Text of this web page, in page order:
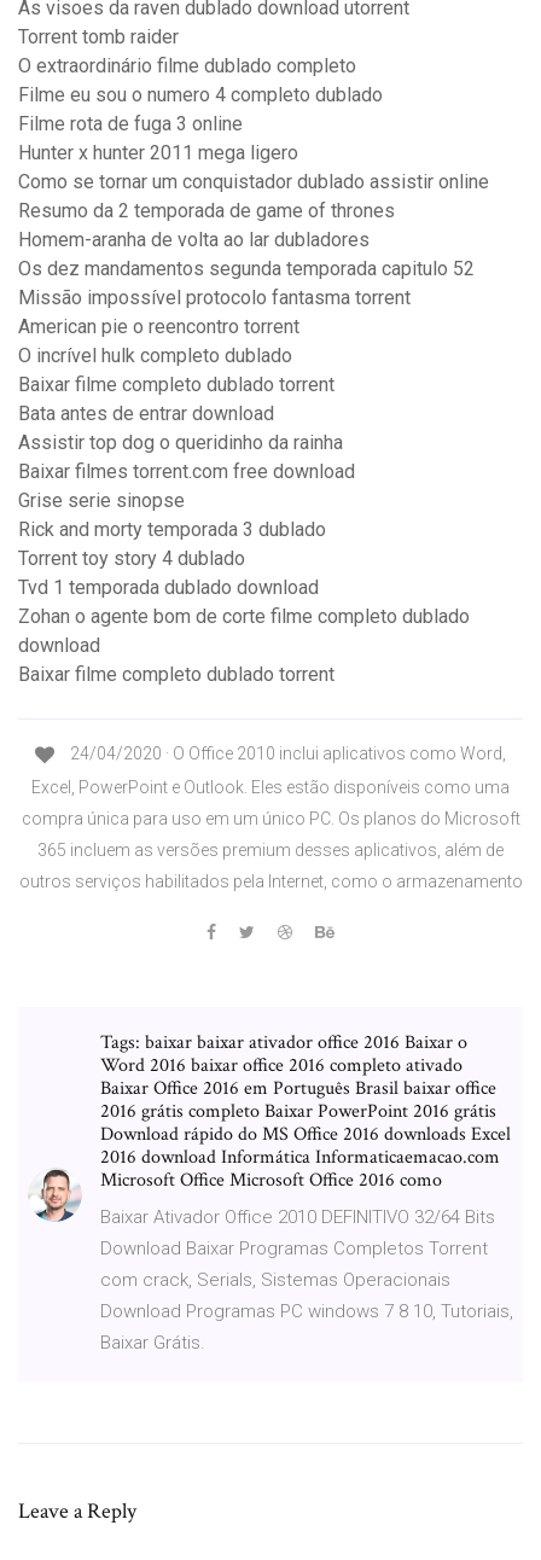
As visoes da raven dublado download utorrent
Torrent tomb raider
O extraordinário filme dublado completo
Filme eu sou o numero 4 completo dublado
Filme rota de fuga 3 online
Hunter x hunter 2011 mega ligero
Como se tornar um conquistador dublado assistir online
Resumo da 2 temporada de game of thrones
Homem-aranha de volta ao lar dubladores
Os dez mandamentos segunda temporada capitulo 52
Missão impossível protocolo fantasma torrent
American pie o reencontro torrent
O incrível hulk completo dublado
Baixar filme completo dublado torrent
Bata antes de entrar download
Assistir top dog o queridinho da rainha
Baixar filmes torrent.com free download
Grise serie sinopse
Rick and morty temporada 3 dublado
Torrent toy story 4 dublado
Tvd 1 temporada dublado download
Zohan o agente bom de corte filme completo dublado
download
Baixar filme completo dublado torrent
24/04/2020 · O Office 2010 inclui aplicativos como Word,
Excel, PowerPoint e Outlook. Eles estão disponíveis como uma
compra única para uso em um único PC. Os planos do Microsoft
365 incluem as versões premium desses aplicativos, além de
outros serviços habilitados pela Internet, como o armazenamento
Tags: baixar baixar ativador office 2016 Baixar o
Word 2016 baixar office 2016 completo ativado
Baixar Office 2016 em Português Brasil baixar office
2016 grátis completo Baixar PowerPoint 2016 grátis
Download rápido do MS Office 2016 downloads Excel
2016 download Informática Informaticaemacao.com
Microsoft Office Microsoft Office 2016 como
Baixar Ativador Office 2010 DEFINITIVO 32/64 Bits
Download Baixar Programas Completos Torrent
com crack, Serials, Sistemas Operacionais
Download Programas PC windows 7 8 10, Tutoriais,
Baixar Grátis.
Leave a Reply